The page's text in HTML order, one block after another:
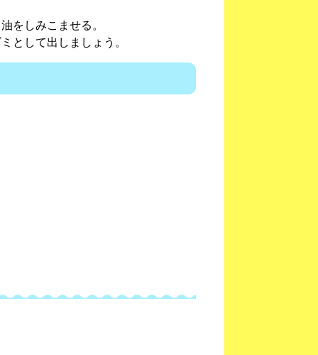
をしみこませる。
として出しましょう。